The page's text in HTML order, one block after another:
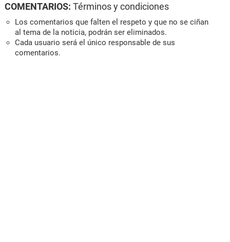
COMENTARIOS: Términos y condiciones
Los comentarios que falten el respeto y que no se ciñan
al tema de la noticia, podrán ser eliminados.
Cada usuario será el único responsable de sus
comentarios.